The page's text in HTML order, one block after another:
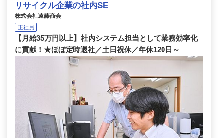
リサイクル企業の社内SE
株式会社遠藤商会
正社員
【月給35万円以上】社内システム担当として業務効率化
に貢献！★ほぼ定時退社／土日祝休／年休120日～